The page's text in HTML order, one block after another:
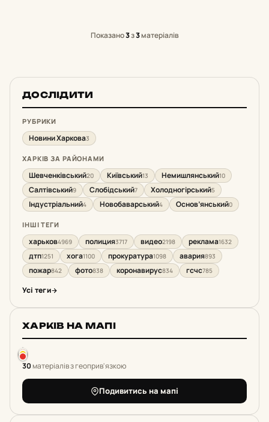
Показано3з3матеріалів
ДОСЛІДИТИ
РУБРИКИ
Новини Харкова3
ХАРКІВ ЗА РАЙОНАМИ
Шевченківський20 Київський13 Немишлянський10
Салтівський9 Слобідський7 Холодногірський5
Індустріальний4 Новобаварський4 Основ’янський0
ІНШІ ТЕГИ
харьков4969 полиция3717 видео2198 реклама1632
дтп1251 хога1100 прокуратура1098 авария893
пожар842 фото838 коронавирус834 гсчс785
Усі теги
ХАРКІВ НА МАПІ
30матеріалів з геоприв'язкою
Подивитись на мапі